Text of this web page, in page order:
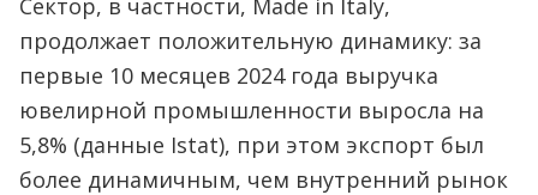
Сектор, в частности, Made in Italy,
продолжает положительную динамику: за
первые 10 месяцев 2024 года выручка
ювелирной промышленности выросла на
5,8% (данные Istat), при этом экспорт был
более динамичным, чем внутренний рынок